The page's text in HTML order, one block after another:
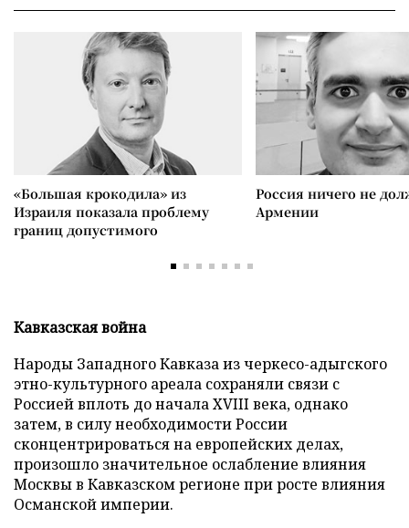
«Большая крокодила» из
Израиля показала проблему
границ допустимого
Россия ничего не
Армении
Кавказская война
Народы Западного Кавказа из черкесо-адыгского
этно-культурного ареала сохраняли связи с
Россией вплоть до начала XVIII века, однако
затем, в силу необходимости России
сконцентрироваться на европейских делах,
произошло значительное ослабление влияния
Москвы в Кавказском регионе при росте влияния
Османской империи.